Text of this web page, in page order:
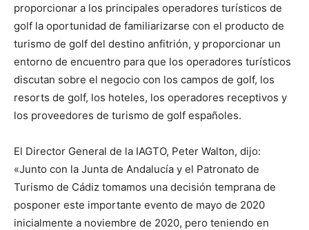
proporcionar a los principales operadores turísticos de
golf la oportunidad de familiarizarse con el producto de
turismo de golf del destino anfitrión, y proporcionar un
entorno de encuentro para que los operadores turísticos
discutan sobre el negocio con los campos de golf, los
resorts de golf, los hoteles, los operadores receptivos y
los proveedores de turismo de golf españoles.
El Director General de la IAGTO, Peter Walton, dijo:
«Junto con la Junta de Andalucía y el Patronato de
Turismo de Cádiz tomamos una decisión temprana de
posponer este importante evento de mayo de 2020
inicialmente a noviembre de 2020, pero teniendo en